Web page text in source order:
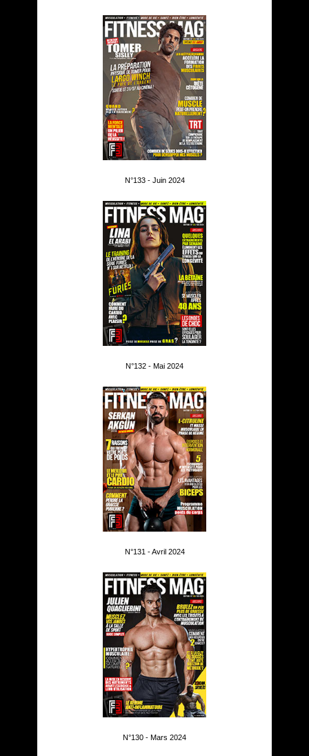
N°133 - Juin 2024
N°132 - Mai 2024
N°131 - Avril 2024
N°130 - Mars 2024